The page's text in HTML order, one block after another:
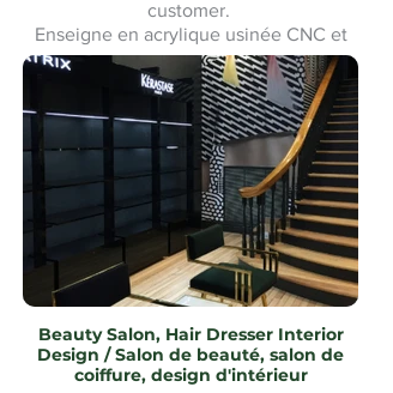
customer.
Enseigne en acrylique usinée CNC et
imprimée UV avec éclairage LED pour
un client de Montréal. Fabrication et
installation sur mesure.Custom made
and Installation.
Beauty Salon, Hair Dresser Interior
Design / Salon de beauté, salon de
coiffure, design d'intérieur